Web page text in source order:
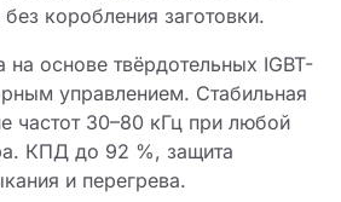
коробления заготовки.
на основе твёрдотельных IGBT-
управлением. Стабильная
частот 30–80 кГц при любой
КПД до 92 %, защита
и перегрева.